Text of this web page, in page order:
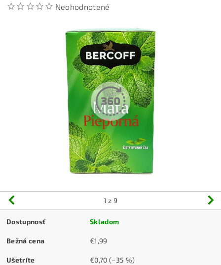
Neohodnotené
1 z 9
Dostupnosť Skladom
Bežná cena €1,99
Ušetríte €0,70(–35 %)